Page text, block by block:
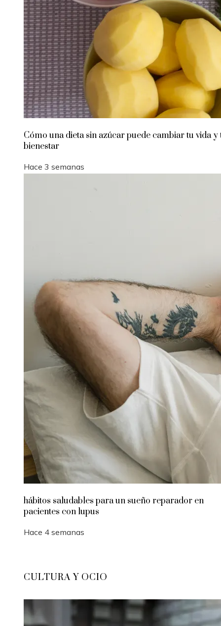
Cómo una dieta sin azúcar puede cambiar tu vida y
bienestar
Hace 3 semanas
hábitos saludables para un sueño reparador en
pacientes con lupus
Hace 4 semanas
CULTURA Y OCIO